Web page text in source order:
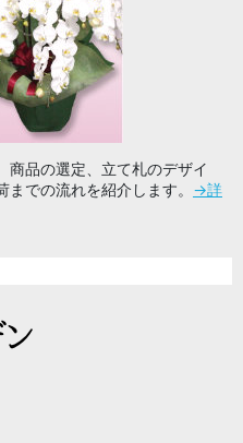
商品の選定、立て札のデザイ
での流れを紹介します。 →詳